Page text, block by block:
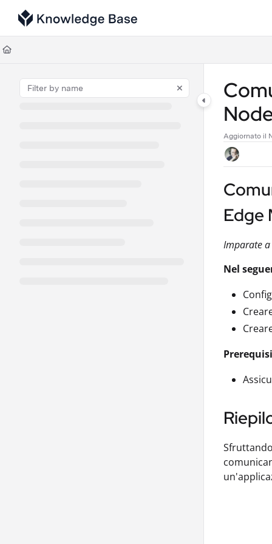
Documentation Index
Fetch the complete documentation index at:
Use this file to discover all available pages before exploring further.
Aggiornato il
Edge
Imparate a
Nel